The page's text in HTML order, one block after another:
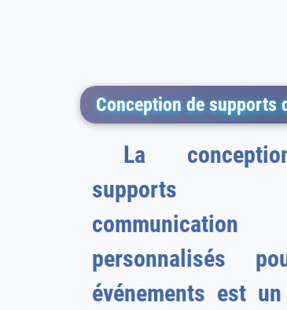
Conception de supports
La
communication
personnalisés
événements est un aspect